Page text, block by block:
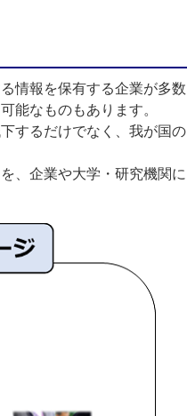
情報を保有する企業が多数
能なものもあります。
するだけでなく、我が国の
、企業や大学・研究機関に